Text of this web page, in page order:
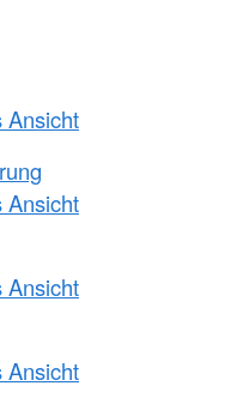
Ansicht
Ansicht
Ansicht
Ansicht